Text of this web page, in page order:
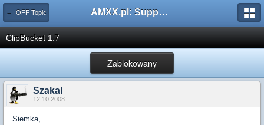
← OFF Topic AMXX.pl: Support AMX Mod X i SourceMod
ClipBucket 1.7
Zablokowany
Szakal
12.10.2008
Siemka,